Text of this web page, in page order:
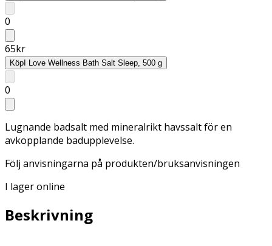
0
65kr
KöpI Love Wellness Bath Salt Sleep, 500 g
0
Lugnande badsalt med mineralrikt havssalt för en
avkopplande badupplevelse.
Följ anvisningarna på produkten/bruksanvisningen
I lager online
Beskrivning